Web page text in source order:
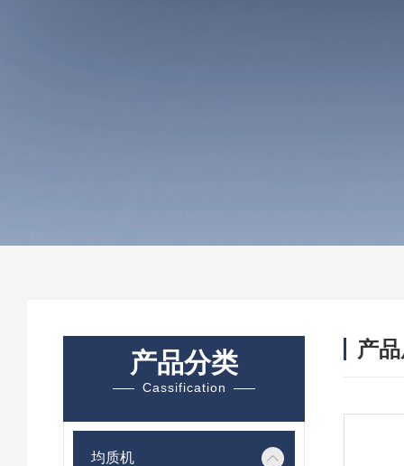
产品分类
Cassification
均质机
产